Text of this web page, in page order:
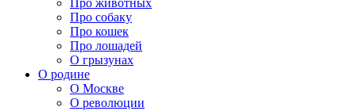
Про животных
Про собаку
Про кошек
Про лошадей
О грызунах
О родине
О Москве
О революции